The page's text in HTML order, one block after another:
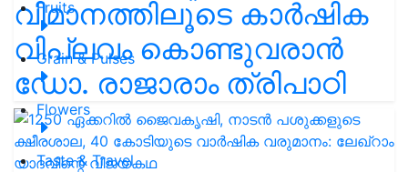
Fruits
Grain & Pulses
Flowers
Taste & Travel
വിമാനത്തിലൂടെ കാർഷിക
വിപ്ലവം കൊണ്ടുവരാൻ
ഡോ. രാജാരാം ത്രിപാഠി